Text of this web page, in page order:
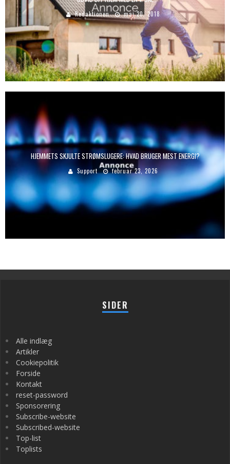
Redaktionen maj 20, 2018
HJEMMETS SKJULTE STRØMSLUGERE: HVAD BRUGER MEST ENERGI?
Support februar 23, 2026
SIDER
Alle indlæg
Artikler
Cookiepolitik
Forside
Kontakt
reset-password
Sponsorering
Subscribe-website
Subscribed-website
Top-list
Toplists